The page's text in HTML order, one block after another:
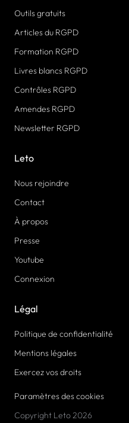
Outils gratuits
Articles du RGPD
Formation RGPD
Livres blancs RGPD
Contrôles RGPD
Amendes RGPD
Newsletter RGPD
Leto
Nous rejoindre
Contact
À propos
Presse
Youtube
Connexion
Légal
Politique de confidentialité
Mentions légales
Exercez vos droits
Paramètres des cookies
Copyright Leto 2026